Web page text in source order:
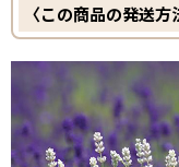
〈この商品の発送方